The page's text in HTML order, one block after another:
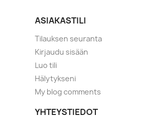
ASIAKASTILI
Tilauksen seuranta
Kirjaudu sisään
Luo tili
Hälytykseni
My blog comments
YHTEYSTIEDOT